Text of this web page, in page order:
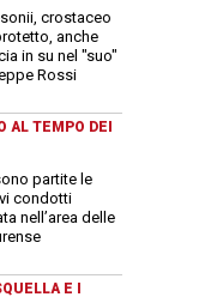
crostaceo
anche
in su nel "suo"
Rossi
AL TEMPO DEI
partite le
condotti
nell’area delle
E I